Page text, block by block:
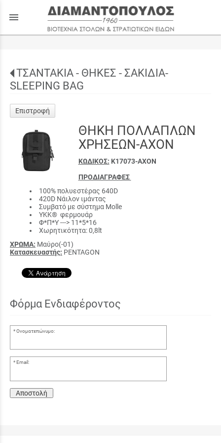
menu
ΤΣΑΝΤΑΚΙΑ - ΘΗΚΕΣ - ΣΑΚΙΔΙΑ-
SLEEPING BAG
Επιστροφή
ΘΗΚΗ ΠΟΛΛΑΠΛΩΝ
ΧΡΗΣΕΩΝ-AXON
ΚΩΔΙΚΟΣ: Κ17073-ΑΧΟΝ
ΠΡΟΔΙΑΓΡΑΦΕΣ
100% πολυεστέρας 640D
420D Νάιλον ιμάντας
Συμβατό με σύστημα Molle
YKK® φερμουάρ
Φ*Π*Υ ---> 11*5*16
Χωρητικότητα: 0,8lt
ΧΡΩΜΑ: Μαύρο(-01)
Κατασκευαστής: PENTAGON
Φόρμα Ενδιαφέροντος
Ονοματεπώνυμο:
Email:
Αποστολή